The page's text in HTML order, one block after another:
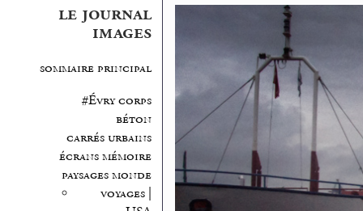
le journal
images
sommaire principal
#Évry corps
béton
carrés urbains
écrans mémoire
paysages monde
voyages |